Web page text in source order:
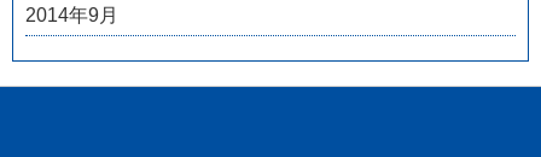
2014年9月